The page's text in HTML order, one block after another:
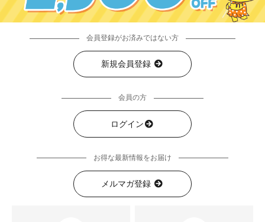
会員登録がお済みではない方
新規会員登録
会員の方
ログイン
お得な最新情報をお届け
メルマガ登録